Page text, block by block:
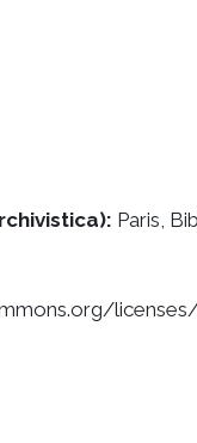
Paris,